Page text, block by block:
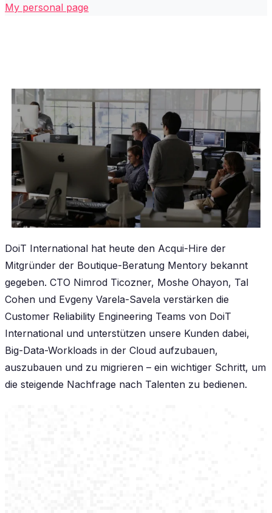
My personal page
DoiT International hat heute den Acqui-Hire der
Mitgründer der Boutique-Beratung Mentory bekannt
gegeben. CTO Nimrod Ticozner, Moshe Ohayon, Tal
Cohen und Evgeny Varela-Savela verstärken die
Customer Reliability Engineering Teams von DoiT
International und unterstützen unsere Kunden dabei,
Big-Data-Workloads in der Cloud aufzubauen,
auszubauen und zu migrieren – ein wichtiger Schritt, um
die steigende Nachfrage nach Talenten zu bedienen.